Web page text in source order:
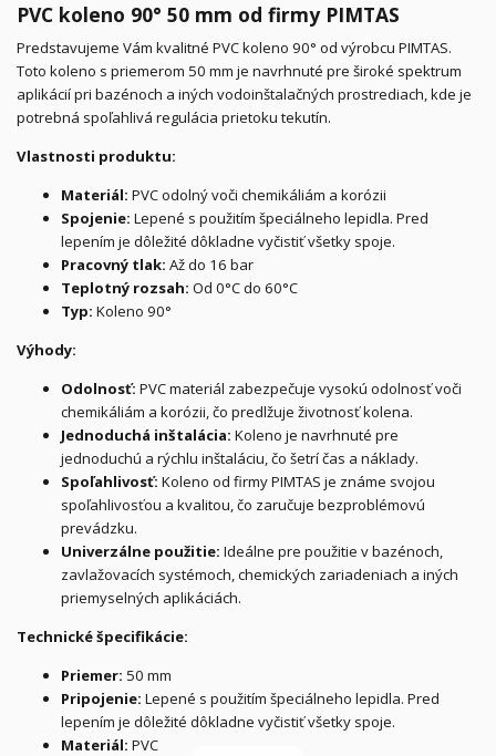
PVC koleno 90° 50 mm od firmy PIMTAS
Predstavujeme Vám kvalitné PVC koleno 90° od výrobcu PIMTAS.
Toto koleno s priemerom 50 mm je navrhnuté pre široké spektrum
aplikácií pri bazénoch a iných vodoinštalačných prostrediach, kde je
potrebná spoľahlivá regulácia prietoku tekutín.
Vlastnosti produktu:
Materiál: PVC odolný voči chemikáliám a korózii
Spojenie: Lepené s použitím špeciálneho lepidla. Pred
lepením je dôležité dôkladne vyčistiť všetky spoje.
Pracovný tlak: Až do 16 bar
Teplotný rozsah: Od 0°C do 60°C
Typ: Koleno 90°
Výhody:
Odolnosť: PVC materiál zabezpečuje vysokú odolnosť voči
chemikáliám a korózii, čo predlžuje životnosť kolena.
Jednoduchá inštalácia: Koleno je navrhnuté pre
jednoduchú a rýchlu inštaláciu, čo šetrí čas a náklady.
Spoľahlivosť: Koleno od firmy PIMTAS je známe svojou
spoľahlivosťou a kvalitou, čo zaručuje bezproblémovú
prevádzku.
Univerzálne použitie: Ideálne pre použitie v bazénoch,
zavlažovacích systémoch, chemických zariadeniach a iných
priemyselných aplikáciách.
Technické špecifikácie:
Priemer: 50 mm
Pripojenie: Lepené s použitím špeciálneho lepidla. Pred
lepením je dôležité dôkladne vyčistiť všetky spoje.
Materiál: PVC